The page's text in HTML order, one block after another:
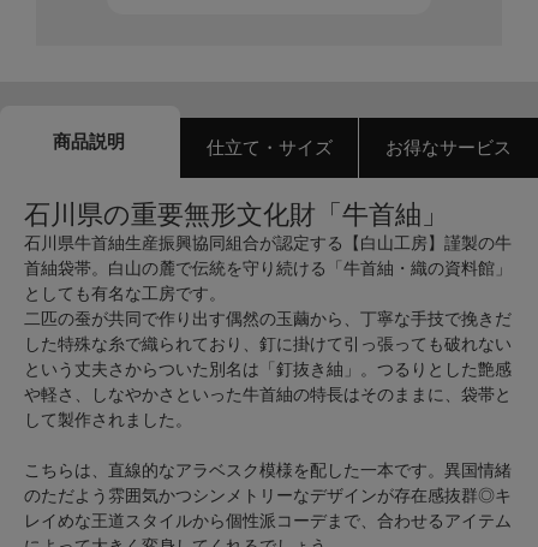
商品説明 仕立て・サイズ お得なサービス
石川県の重要無形文化財「牛首紬」
石川県牛首紬生産振興協同組合が認定する【白山工房】謹製の牛
首紬袋帯。白山の麓で伝統を守り続ける「牛首紬・織の資料館」
としても有名な工房です。
二匹の蚕が共同で作り出す偶然の玉繭から、丁寧な手技で挽きだ
した特殊な糸で織られており、釘に掛けて引っ張っても破れない
という丈夫さからついた別名は「釘抜き紬」。つるりとした艶感
や軽さ、しなやかさといった牛首紬の特長はそのままに、袋帯と
して製作されました。
こちらは、直線的なアラベスク模様を配した一本です。異国情緒
のただよう雰囲気かつシンメトリーなデザインが存在感抜群◎キ
レイめな王道スタイルから個性派コーデまで、合わせるアイテム